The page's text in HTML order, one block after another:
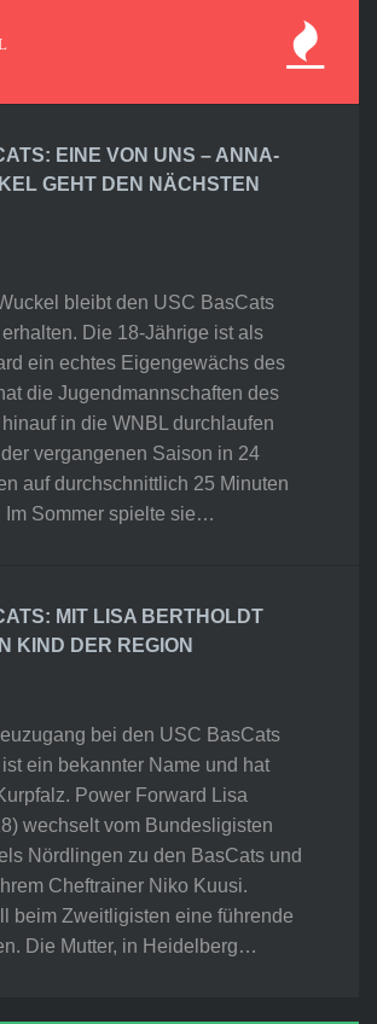
EINE VON UNS – ANNA-
GEHT DEN NÄCHSTEN
bleibt den USC BasCats
Die 18-Jährige ist als
ein echtes Eigengewächs des
die Jugendmannschaften des
in die WNBL durchlaufen
vergangenen Saison in 24
auf durchschnittlich 25 Minuten
Im Sommer spielte sie…
MIT LISA BERTHOLDT
KIND DER REGION
bei den USC BasCats
ein bekannter Name und hat
Power Forward Lisa
wechselt vom Bundesligisten
Nördlingen zu den BasCats und
Cheftrainer Niko Kuusi.
beim Zweitligisten eine führende
Die Mutter, in Heidelberg…